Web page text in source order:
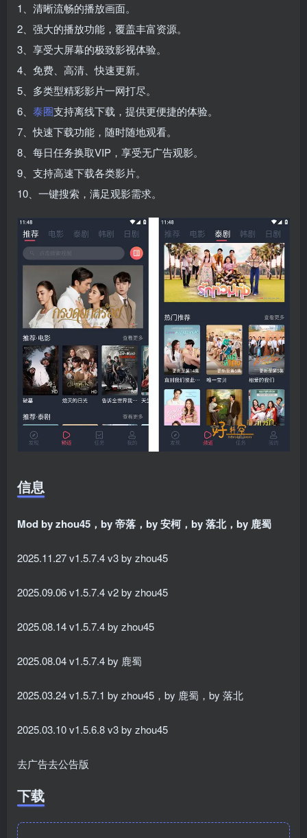
1、清晰流畅的播放画面。
2、强大的播放功能，覆盖丰富资源。
3、享受大屏幕的极致影视体验。
4、免费、高清、快速更新。
5、多类型精彩影片一网打尽。
6、 泰圈支持离线下载，提供更便捷的体验。
7、快速下载功能，随时随地观看。
8、每日任务换取VIP，享受无广告观影。
9、支持高速下载各类影片。
10、一键搜索，满足观影需求。
信息
Mod by zhou45，by 帝落，by 安柯，by 落北，by 鹿蜀
2025.11.27 v1.5.7.4 v3 by zhou45
2025.09.06 v1.5.7.4 v2 by zhou45
2025.08.14 v1.5.7.4 by zhou45
2025.08.04 v1.5.7.4 by 鹿蜀
2025.03.24 v1.5.7.1 by zhou45，by 鹿蜀，by 落北
2025.03.10 v1.5.6.8 v3 by zhou45
去广告去公告版
下载